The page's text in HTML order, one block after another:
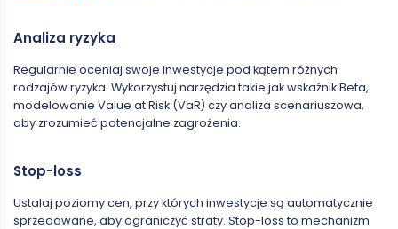
Analiza ryzyka
Regularnie oceniaj swoje inwestycje pod kątem różnych
rodzajów ryzyka. Wykorzystuj narzędzia takie jak wskaźnik Beta,
modelowanie Value at Risk (VaR) czy analiza scenariuszowa,
aby zrozumieć potencjalne zagrożenia.
Stop-loss
Ustalaj poziomy cen, przy których inwestycje są automatycznie
sprzedawane, aby ograniczyć straty. Stop-loss to mechanizm